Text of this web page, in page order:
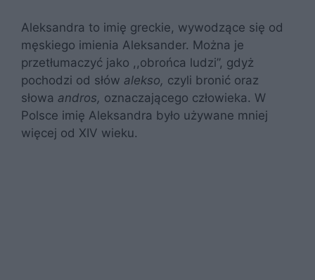
Aleksandra to imię greckie, wywodzące się od
męskiego imienia Aleksander. Można je
przetłumaczyć jako ,,obrońca ludzi”, gdyż
pochodzi od słów alekso, czyli bronić oraz
słowa andros, oznaczającego człowieka. W
Polsce imię Aleksandra było używane mniej
więcej od XIV wieku.